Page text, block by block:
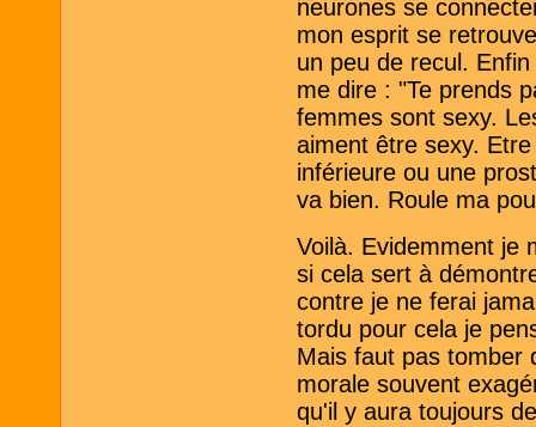
neurones se
mon esprit se
un peu de recul.
me dire : "Te prends
femmes sont sexy.
aiment être sexy.
inférieure ou une
va bien. Roule ma
Voilà. Evidemment je
si cela sert à
contre je ne ferai
tordu pour cela je
Mais faut pas tomber
morale souvent
qu'il y aura toujours